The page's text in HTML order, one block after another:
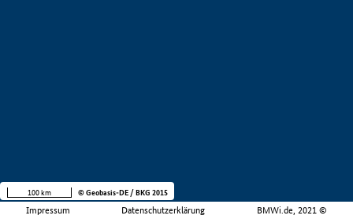
Impressum Datenschutzerklärung BMWi.de, 2021 ©
100 km © Geobasis-DE / BKG 2015